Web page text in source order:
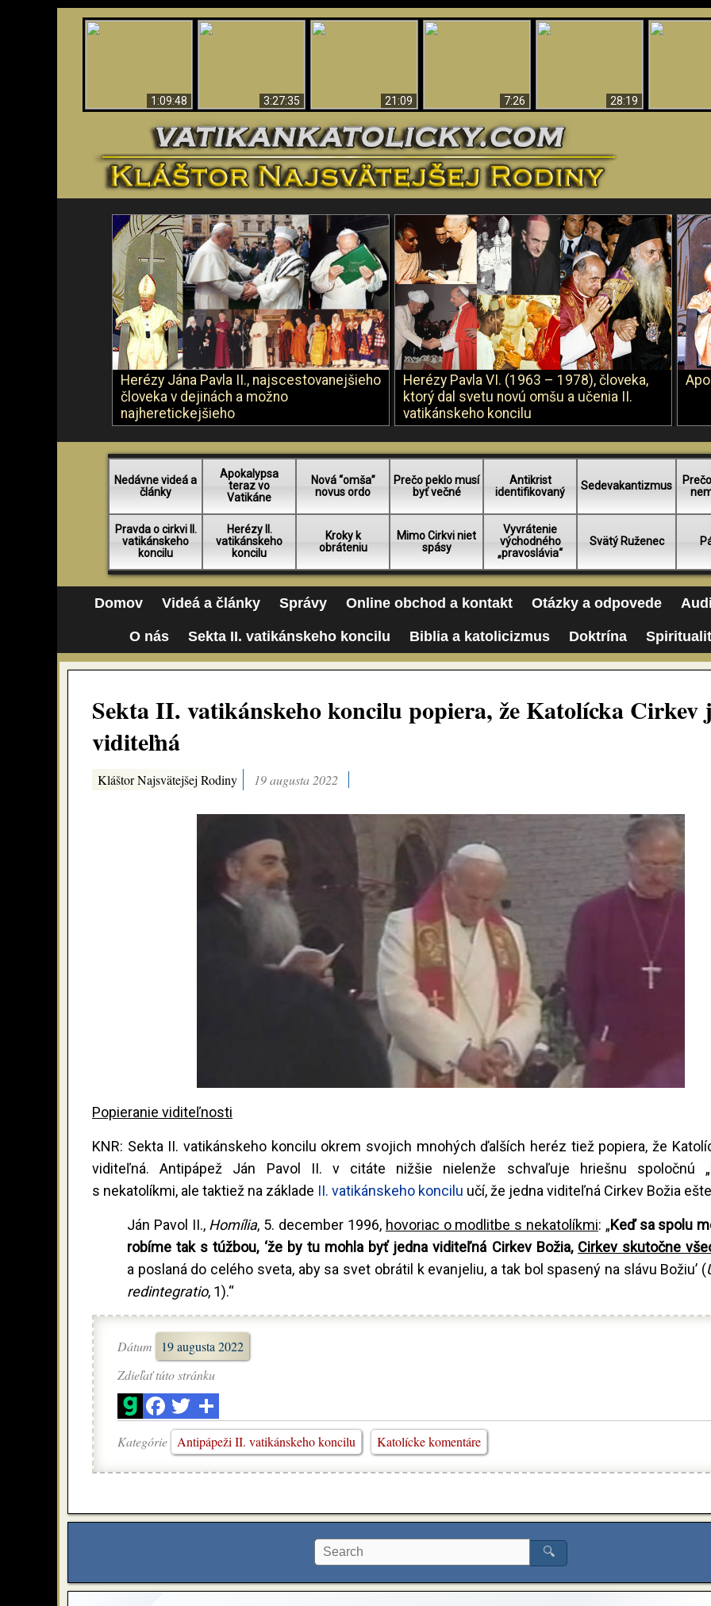
1:09:48 3:27:35
21:09
7:26 28:19
Herézy Jána Pavla II., najscestovanejšieho
človeka v dejinách a možno
najheretickejšieho
Herézy Pavla VI. (1963 – 1978), človeka,
ktorý dal svetu novú omšu a učenia II.
vatikánskeho koncilu
Nedávne videá a
články
Apokalypsa
teraz vo
Vatikáne
Nová “omša”
novus ordo
Prečo peklo musí
byť večné
Antikrist
identifikovaný
Sedevakantizmus
Pravda o cirkvi II.
vatikánskeho
koncilu
Herézy II.
vatikánskeho
koncilu
Kroky k
obráteniu
Mimo Cirkvi niet
spásy
Vyvrátenie
východného
„pravoslávia“
Svätý Ruženec
Domov Videá a články Správy Online obchod a kontakt Otázky a odpovede
O nás Sekta II. vatikánskeho koncilu Biblia a katolicizmus Doktrína
Sekta II. vatikánskeho koncilu popiera, že Katolícka Cirkev
viditeľná
Kláštor Najsvätejšej Rodiny 19 augusta 2022
Popieranie viditeľnosti
KNR: Sekta II. vatikánskeho koncilu okrem svojich mnohých ďalších heréz tiež popiera, že
viditeľná. Antipápež Ján Pavol II. v citáte nižšie nielenže schvaľuje hriešnu spoločnú
s nekatolíkmi, ale taktiež na základe II. vatikánskeho koncilu učí, že jedna viditeľná Cirkev Božia
Ján Pavol II., Homília, 5. december 1996, hovoriac o modlitbe s nekatolíkmi: „Keď sa spolu
robíme tak s túžbou, ‘že by tu mohla byť jedna viditeľná Cirkev Božia, Cirkev skutočne
a poslaná do celého sveta, aby sa svet obrátil k evanjeliu, a tak bol spasený na slávu Božiu’ (
redintegratio, 1).“
Dátum
19 augusta 2022
Zdieľať túto stránku
Kategórie Antipápeži II. vatikánskeho koncilu Katolícke komentáre
🔍